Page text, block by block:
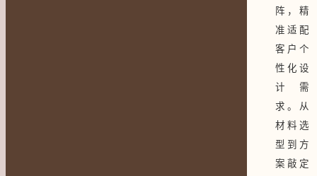
阵，精
准适配
客户个
性化设
计需
求。从
材料选
型到方
案敲定